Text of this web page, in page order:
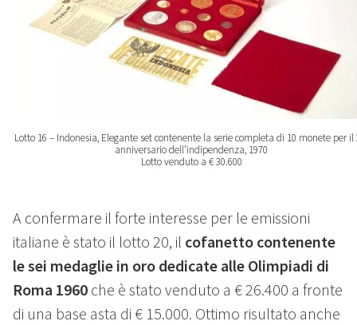
Lotto 16 – Indonesia, Elegante set contenente la serie completa di 10 monete per il
anniversario dell’indipendenza, 1970
Lotto venduto a € 30.600
A confermare il forte interesse per le emissioni
italiane è stato il lotto 20, il cofanetto contenente
le sei medaglie in oro dedicate alle Olimpiadi di
Roma 1960 che è stato venduto a € 26.400 a fronte
di una base asta di € 15.000. Ottimo risultato anche